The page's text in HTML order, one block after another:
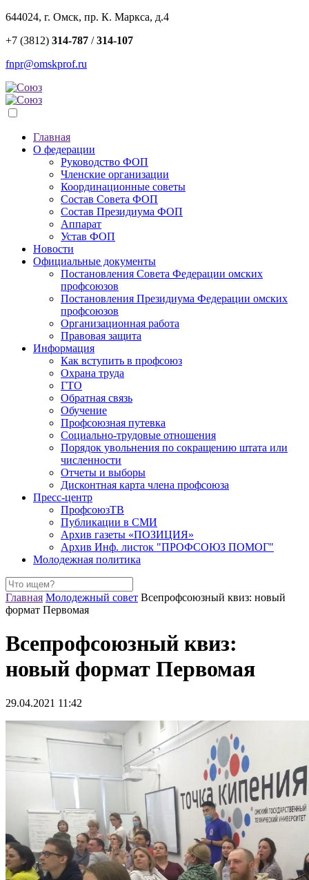
644024, г. Омск, пр. К. Маркса, д.4
+7 (3812) 314-787 /314-107
fnpr@omskprof.ru
Главная
О федерации
Руководство ФОП
Членские организации
Координационные советы
Состав Совета ФОП
Состав Президиума ФОП
Аппарат
Устав ФОП
Новости
Официальные документы
Постановления Совета Федерации омских
профсоюзов
Постановления Президиума Федерации омских
профсоюзов
Организационная работа
Правовая защита
Информация
Как вступить в профсоюз
Охрана труда
ГТО
Обратная связь
Обучение
Профсоюзная путевка
Социально-трудовые отношения
Порядок увольнения по сокращению штата или
численности
Отчеты и выборы
Дисконтная карта члена профсоюза
Пресс-центр
ПрофсоюзТВ
Публикации в СМИ
Архив газеты «ПОЗИЦИЯ»
Архив Инф. листок "ПРОФСОЮЗ ПОМОГ"
Молодежная политика
Главная Молодежный совет Всепрофсоюзный квиз: новый
формат Первомая
Всепрофсоюзный квиз:
новый формат Первомая
29.04.2021 11:42